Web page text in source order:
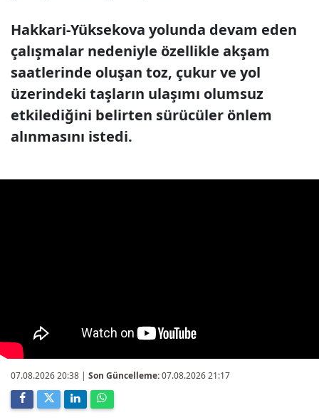
Hakkari-Yüksekova yolunda devam eden
çalışmalar nedeniyle özellikle akşam
saatlerinde oluşan toz, çukur ve yol
üzerindeki taşların ulaşımı olumsuz
etkilediğini belirten sürücüler önlem
alınmasını istedi.
07.08.2026 20:38 | Son Güncelleme:07.08.2026 21:17